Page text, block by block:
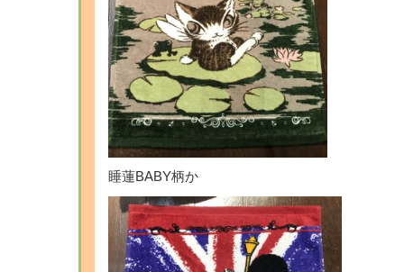
睡蓮BABY柄か